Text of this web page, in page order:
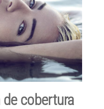
cobertura